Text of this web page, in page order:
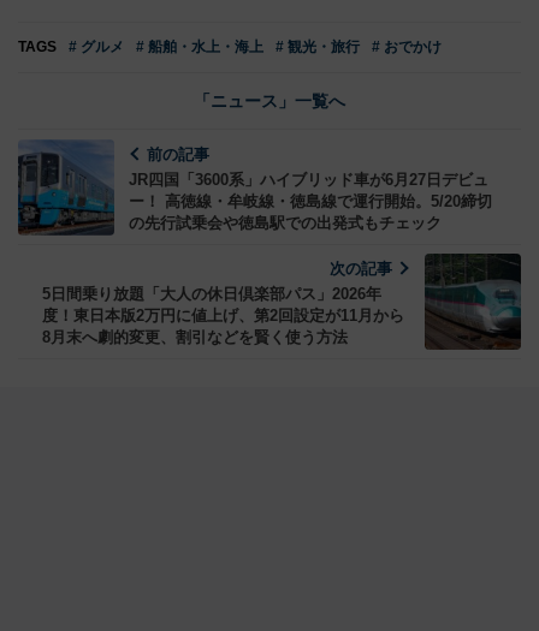
TAGS # グルメ # 船舶・水上・海上 # 観光・旅行 # おでかけ
「ニュース」一覧へ
前の記事
JR四国「3600系」ハイブリッド車が6月27日デビュ
ー！ 高徳線・牟岐線・徳島線で運行開始。5/20締切
の先行試乗会や徳島駅での出発式もチェック
次の記事
5日間乗り放題「大人の休日倶楽部パス」2026年
度！東日本版2万円に値上げ、第2回設定が11月から
8月末へ劇的変更、割引などを賢く使う方法